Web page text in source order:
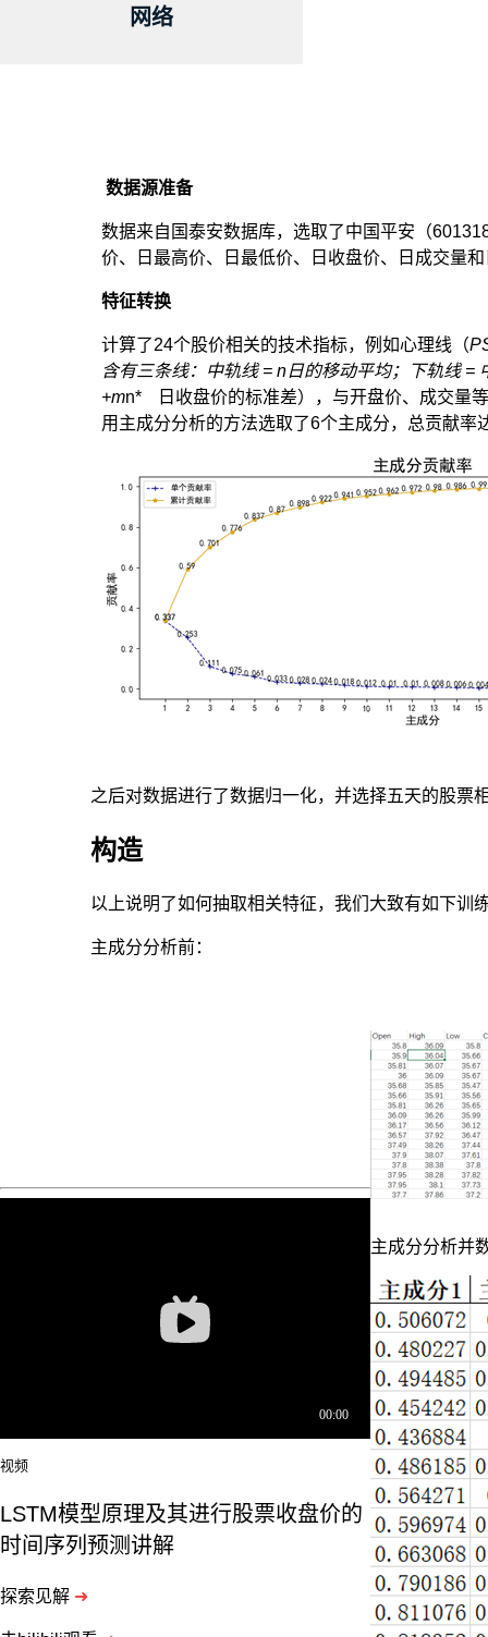
网络
数据源准备
数据来自国泰安数据库，选取了中国平安（
价、日最高价、日最低价、日收盘价、日成交量
特征转换
计算了24个股价相关的技术指标，例如心理线（
含有三条线：中轨线 = n日的移动平均；下轨线 =
+mn*
日收盘价的标准差），与开盘价、成交量
用主成分分析的方法选取了6个主成分，总贡献率
之后对数据进行了数据归一化，并选择五天的股票
构造
以上说明了如何抽取相关特征，我们大致有如下训
主成分分析前：
视频
LSTM模型原理及其进行股票收盘价的
时间序列预测讲解
探索见解 ➜
主成分分析并